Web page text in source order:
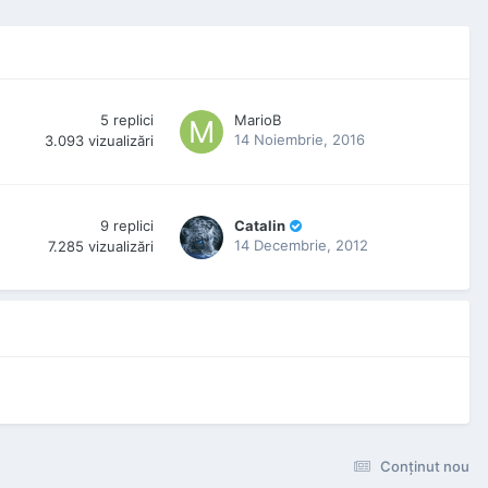
5 replici
3.093 vizualizări
MarioB
14 Noiembrie, 2016
9 replici
7.285 vizualizări
Catalin
14 Decembrie, 2012
Conţinut nou